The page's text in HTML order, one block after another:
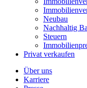
Neubau
Nachhaltig
Steuern
Privat verkaufen
Über uns
Karriere